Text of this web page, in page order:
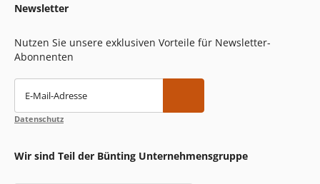
Newsletter
Nutzen Sie unsere exklusiven Vorteile für Newsletter-
Abonnenten
E-Mail-Adresse
Datenschutz
Wir sind Teil der Bünting Unternehmensgruppe